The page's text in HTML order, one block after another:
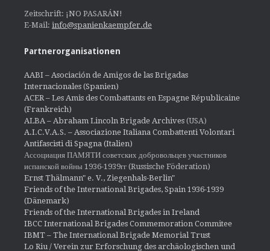
Zeitschrift: ¡NO PASARÁN!
E-Mail: info@spanienkaempfer.de
Partnerorganisationen
AABI – Asociación de Amigos de las Brigadas
Internacionales (Spanien)
ACER – Les Amis des Combattants en Espagne Républicaine
(Frankreich)
ALBA – Abraham Lincoln Brigade Archives (USA)
A.I.C.V.A.S. – Associazione Italiana Combattenti Volontari
Antifascisti di Spagna (Italien)
Ассоциация ПАМЯТИ советских добровольцев участников
испанской войны 1936-1939гг (Russische Föderation)
Ernst Thälmann" e. V., Ziegenhals-Berlin"
Friends of the International Brigades, Spain 1936-1939
(Dänemark)
Friends of the International Brigades in Ireland
IBCC International Brigades Commemoration Commitee
IBMT – The International Brigade Memorial Trust
Lo Riu / Verein zur Erforschung des archäologischen und